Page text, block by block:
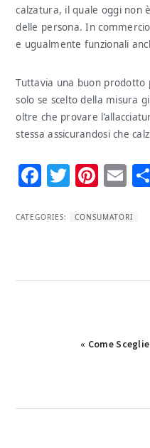
calzatura, il quale oggi non
delle persona. In
e ugualmente funzionali
Tuttavia una buon prodotto
solo se scelto della misura
oltre che provare
stessa assicurandosi che
Facebook
Twitter
CATEGORIES: CONSUMATORI
Previous
« Come